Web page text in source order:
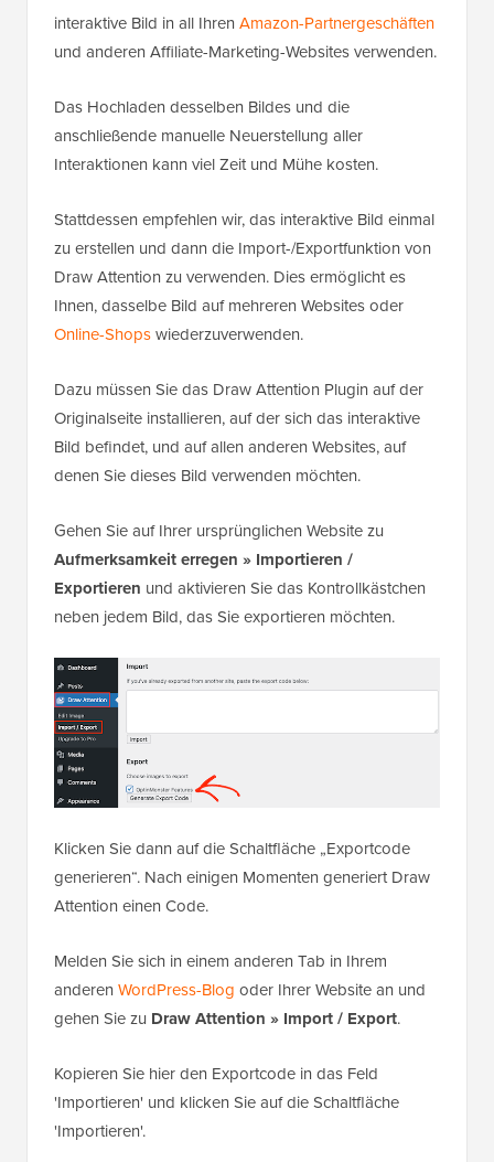
interaktive Bild in all Ihren Amazon-Partnergeschäften
und anderen Affiliate-Marketing-Websites verwenden.
Das Hochladen desselben Bildes und die
anschließende manuelle Neuerstellung aller
Interaktionen kann viel Zeit und Mühe kosten.
Stattdessen empfehlen wir, das interaktive Bild einmal
zu erstellen und dann die Import-/Exportfunktion von
Draw Attention zu verwenden. Dies ermöglicht es
Ihnen, dasselbe Bild auf mehreren Websites oder
Online-Shopswiederzuverwenden.
Dazu müssen Sie das Draw Attention Plugin auf der
Originalseite installieren, auf der sich das interaktive
Bild befindet, und auf allen anderen Websites, auf
denen Sie dieses Bild verwenden möchten.
Gehen Sie auf Ihrer ursprünglichen Website zu
Aufmerksamkeit erregen » Importieren /
Exportieren und aktivieren Sie das Kontrollkästchen
neben jedem Bild, das Sie exportieren möchten.
Klicken Sie dann auf die Schaltfläche „Exportcode
generieren“. Nach einigen Momenten generiert Draw
Attention einen Code.
Melden Sie sich in einem anderen Tab in Ihrem
anderen WordPress-Blog oder Ihrer Website an und
gehen Sie zu Draw Attention » Import / Export.
Kopieren Sie hier den Exportcode in das Feld
'Importieren' und klicken Sie auf die Schaltfläche
'Importieren'.